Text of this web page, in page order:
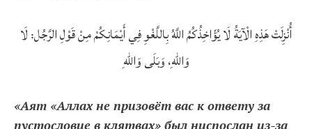
أُنْزِلَتْ هَذِهِ الْآيَةُ لَا يُؤَاخِذُكُمُ اللَّهُ بِاللَّغْوِ فِي أَيْمَانِكُمْ مِنْ قَوْلِ الرَّجُل: لَا
وَاللهِ، وَبَلَى وَاللهِ
«Аят «Аллах не призовёт вас к ответу за
пустословие в клятвах» был ниспослан из-за